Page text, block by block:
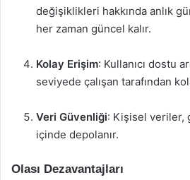
değişiklikleri hakkında anlık
her zaman güncel kalır.
Kolay Erişim: Kullanıcı dostu
seviyede çalışan tarafından
Veri Güvenliği: Kişisel veriler,
içinde depolanır.
Olası Dezavantajları